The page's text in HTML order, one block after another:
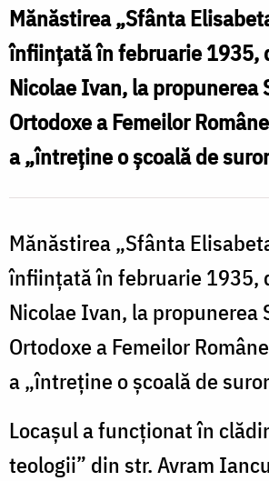
din
Cluj-
Napoca
/
Foto:
Darius
Echim
Mănăstirea „Sfânta
înfiinţată în februarie 1935,
Nicolae Ivan, la propunerea
Ortodoxe a Femeilor
a „întreţine o şcoală de
Mănăstirea „Sfânta
înfiinţată în februarie 1935,
Nicolae Ivan, la propunerea
Ortodoxe a Femeilor
a „întreţine o şcoală de
Locaşul a funcţionat în
teologii” din str. Avram